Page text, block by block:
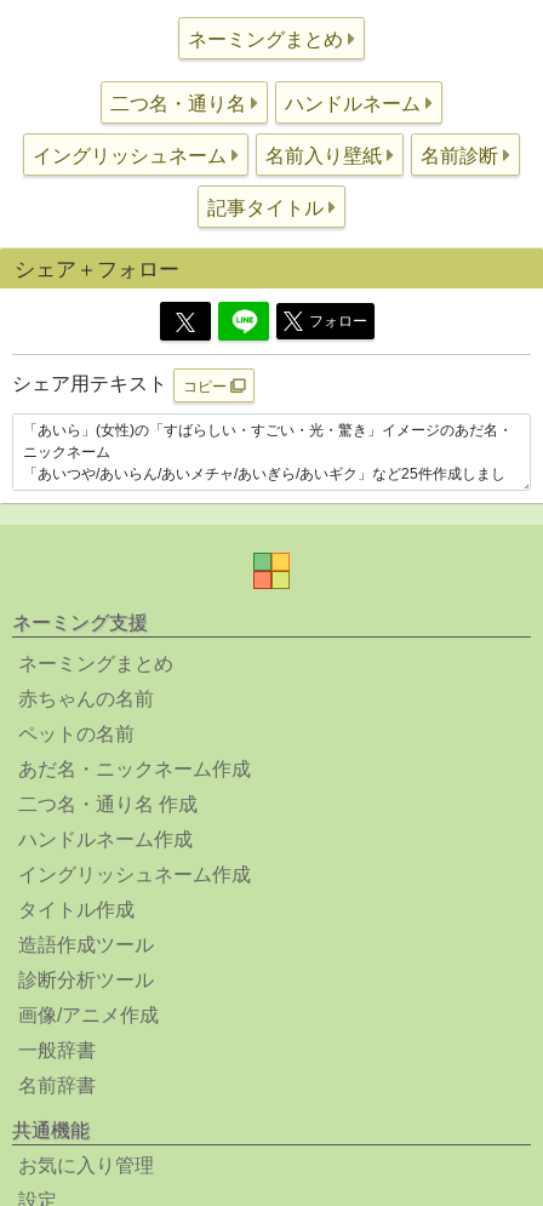
ネーミングまとめ
二つ名・通り名 ハンドルネーム
イングリッシュネーム 名前入り壁紙 名前診断
記事タイトル
シェア＋フォロー
フォロー
シェア用テキスト コピー
ネーミング支援
ネーミングまとめ
赤ちゃんの名前
ペットの名前
あだ名・ニックネーム作成
二つ名・通り名 作成
ハンドルネーム作成
イングリッシュネーム作成
タイトル作成
造語作成ツール
診断分析ツール
画像/アニメ作成
一般辞書
名前辞書
共通機能
お気に入り管理
設定